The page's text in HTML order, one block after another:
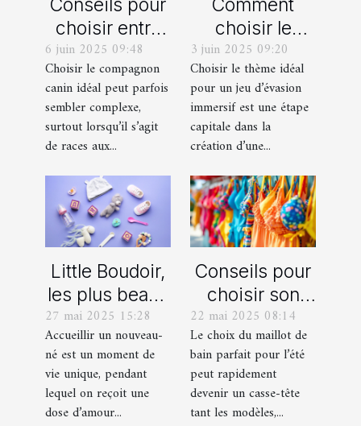
Conseils pour
choisir entre
un berger
blanc suisse
et un berger
américain
miniature
6 juin 2025 09:48
Choisir le compagnon
canin idéal peut parfois
sembler complexe,
surtout lorsqu’il s’agit
de races aux...
Comment
choisir le
thème parfait
pour votre
prochain jeu
d'évasion
immersif
3 juin 2025 09:20
Choisir le thème idéal
pour un jeu d’évasion
immersif est une étape
capitale dans la
création d’une...
Little Boudoir,
les plus beaux
cadeaux de
naissance
personnalisés
!
27 mai 2025 15:28
Accueillir un nouveau-
né est un moment de
vie unique, pendant
lequel on reçoit une
dose d’amour...
Conseils pour
choisir son
maillot de bain
idéal pour l'été
22 mai 2025 08:14
Le choix du maillot de
bain parfait pour l’été
peut rapidement
devenir un casse-tête
tant les modèles,...